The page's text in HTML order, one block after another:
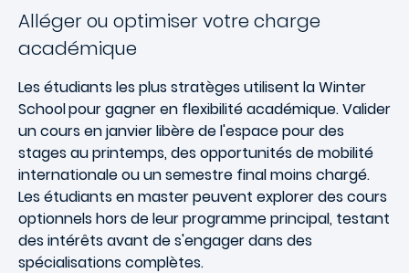
Alléger ou optimiser votre charge
académique
Les étudiants les plus stratèges utilisent la Winter
Schoolpour gagner en flexibilité académique. Valider
un cours en janvier libère de l'espace pour des
stages au printemps, des opportunités de mobilité
internationale ou un semestre final moins chargé.
Les étudiants en master peuvent explorer des cours
optionnels hors de leur programme principal, testant
des intérêts avant de s'engager dans des
spécialisations complètes.